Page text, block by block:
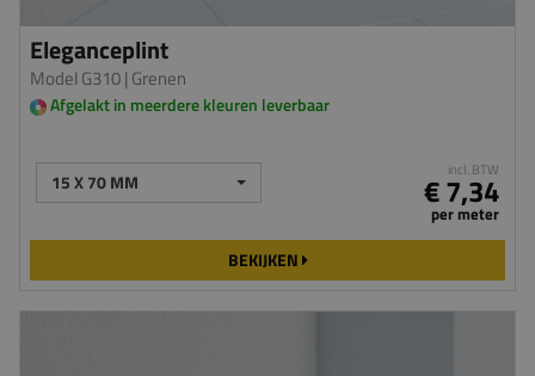
Eleganceplint
Model G310| Grenen
Afgelakt in meerdere kleuren leverbaar
15 X 70 MM incl. BTW
€ 7,34
per meter
BEKIJKEN